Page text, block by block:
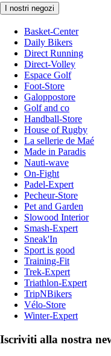
I nostri negozi
Basket-Center
Daily Bikers
Direct Running
Direct-Volley
Espace Golf
Foot-Store
Galoppostore
Golf and co
Handball-Store
House of Rugby
La sellerie de Maé
Made in Paradis
Nauti-wave
On-Fight
Padel-Expert
Pecheur-Store
Pet and Garden
Slowood Interior
Smash-Expert
Sneak'In
Sport is good
Training-Fit
Trek-Expert
Triathlon-Expert
TripNBikers
Vélo-Store
Winter-Expert
Iscriviti alla nostra